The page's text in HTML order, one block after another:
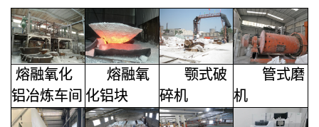
熔融氧化
铝冶炼车间
熔融氧
化铝块
颚式破
碎机
管式磨
机